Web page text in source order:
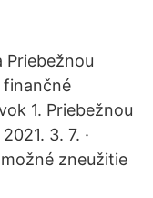
Priebežnou
1. Priebežnou
3. 7. ·
zneužitie